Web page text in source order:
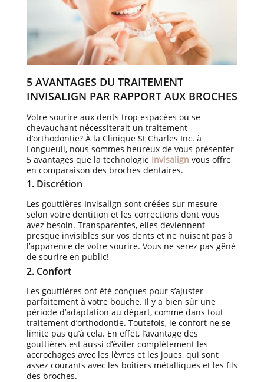
5 AVANTAGES DU TRAITEMENT
INVISALIGN PAR RAPPORT AUX BROCHES
Votre sourire aux dents trop espacées ou se
chevauchant nécessiterait un traitement
d’orthodontie? À la Clinique St Charles Inc. à
Longueuil, nous sommes heureux de vous présenter
5 avantages que la technologie Invisalign vous offre
en comparaison des broches dentaires.
1. Discrétion
Les gouttières Invisalign sont créées sur mesure
selon votre dentition et les corrections dont vous
avez besoin. Transparentes, elles deviennent
presque invisibles sur vos dents et ne nuisent pas à
l’apparence de votre sourire. Vous ne serez pas gêné
de sourire en public!
2. Confort
Les gouttières ont été conçues pour s’ajuster
parfaitement à votre bouche. Il y a bien sûr une
période d’adaptation au départ, comme dans tout
traitement d’orthodontie. Toutefois, le confort ne se
limite pas qu’à cela. En effet, l’avantage des
gouttières est aussi d’éviter complètement les
accrochages avec les lèvres et les joues, qui sont
assez courants avec les boîtiers métalliques et les fils
des broches.